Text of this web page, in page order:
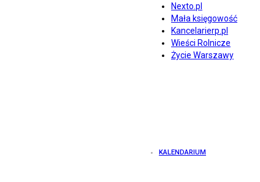
Nexto.pl
Mała księgowość
Kancelarierp.pl
Wieści Rolnicze
Życie Warszawy
KALENDARIUM